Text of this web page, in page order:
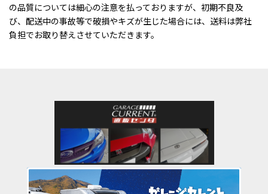
の品質については細心の注意を払っておりますが、初期不良及
び、配送中の事故等で破損やキズが生じた場合には、送料は弊社
負担でお取り替えさせていただきます。